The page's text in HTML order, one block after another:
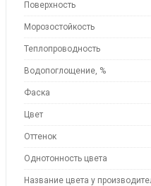
Поверхность
Морозостойкость
Теплопроводность
Водопоглощение, %
Фаска
Цвет
Оттенок
Однотонность цвета
Название цвета у